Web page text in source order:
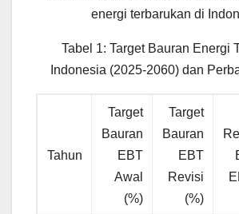
energi terbarukan di
Tabel 1: Target Bauran Energi
Indonesia (2025-2060) dan
Tahun
Target
Bauran
EBT
Awal
(%)
Target
Bauran
EBT
Revisi
(%)